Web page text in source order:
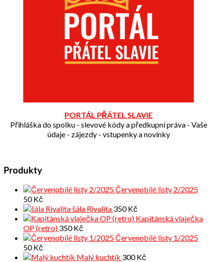
PORTÁL PŘÁTEL SLAVIE
Přihláška do spolku - slevové kódy a předkupní práva - Vaše
údaje - zájezdy - vstupenky a novinky
Produkty
Červenobílé listy 2/2025
50Kč
šála Rivalita 350Kč
Kapitánská vlaječka
OP (retro) 350Kč
Červenobílé listy 1/2025
50Kč
Malý kuchtík 300Kč